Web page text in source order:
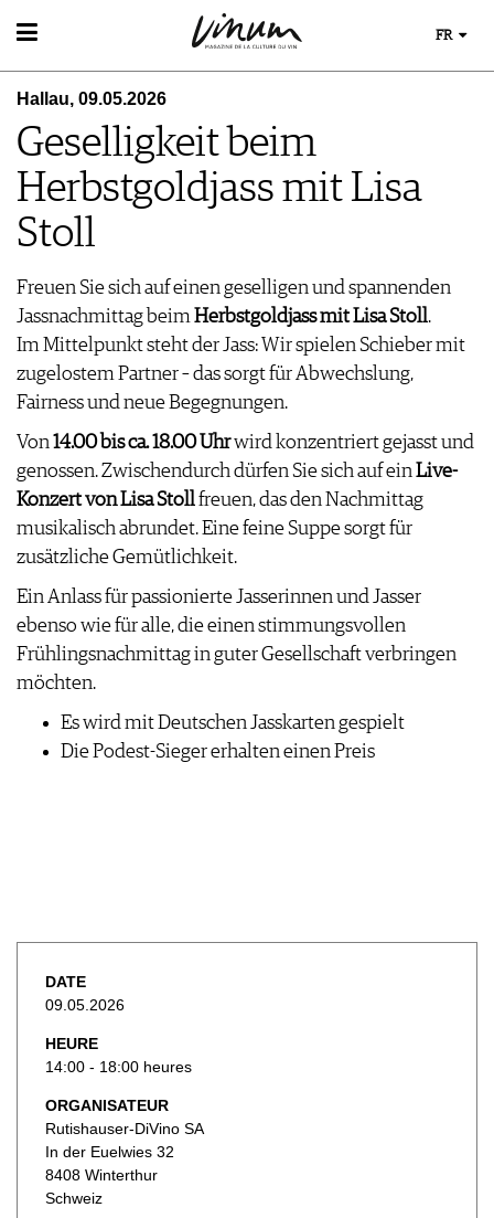
VIN
RECHERCHE DE VINS
GUIDE DU VIGNOBLE
WINETRADECLUB
DÉCOUVERTE
COUPS DE CŒUR
GUIDE DES MILLÉSIMES
CLUB LES DOMAINES
MONDE DU VIN
AU RESTAURANT
LE STOCKAGE DU VIN
ACTUALITÉS
EVÈNEMENTS DE VINUM
ÉVÉNEMENT CALENDRIER
CONCOURS DE VIN
LES HISTOIRES DU VIN
ÉDITION ACTUELLE
ARCHIVES
AVANTAGES
MÉDIATHÈQUE
APPLICATIONS
VIDÉOS
GALÉRIES DE PHOTOS
LIVRES
NEWS
ÉCONOMIE DU VIN
SCÈNE DU VIN
S'INSCRIRE
CONCOURS DE VIN
CONCOURS
AVANTAGES
GUIDE MILLÉSIMES
ABONNER
RECHERCHE VINS
FR
Hallau, 09.05.2026
Geselligkeit beim
Herbstgoldjass mit Lisa
Stoll
Freuen Sie sich auf einen geselligen und spannenden
Jassnachmittag beimHerbstgoldjass mit Lisa Stoll.
Im Mittelpunkt steht der Jass: Wir spielen Schieber mit
zugelostem Partner – das sorgt für Abwechslung,
Fairness und neue Begegnungen.
Von14.00 bis ca. 18.00 Uhrwird konzentriert gejasst und
genossen. Zwischendurch dürfen Sie sich auf einLive-
Konzert von Lisa Stollfreuen, das den Nachmittag
musikalisch abrundet. Eine feine Suppe sorgt für
zusätzliche Gemütlichkeit.
Ein Anlass für passionierte Jasserinnen und Jasser
ebenso wie für alle, die einen stimmungsvollen
Frühlingsnachmittag in guter Gesellschaft verbringen
möchten.
Es wird mit Deutschen Jasskarten gespielt
Die Podest-Sieger erhalten einen Preis
DATE
09.05.2026
HEURE
14:00 - 18:00 heures
ORGANISATEUR
Rutishauser-DiVino SA
In der Euelwies 32
8408 Winterthur
Schweiz